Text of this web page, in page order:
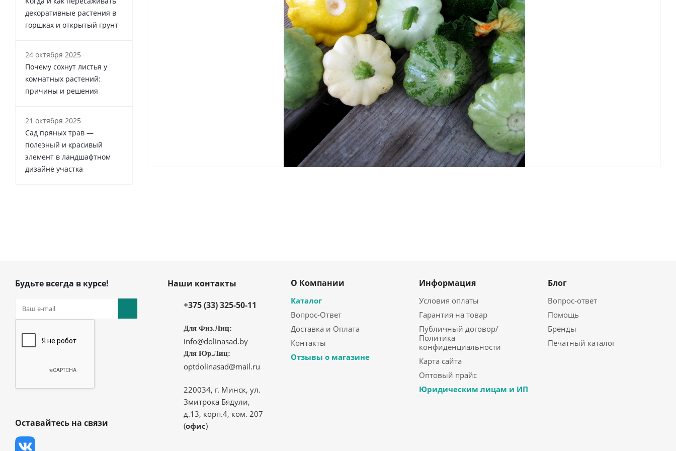
декоративные растения в
горшках и открытый грунт
24 октября 2025
Почему сохнут листья у
комнатных растений:
причины и решения
21 октября 2025
Сад пряных трав —
полезный и красивый
элемент в ландшафтном
дизайне участка
Будьте всегда в курсе!
Оставайтесь на связи
Наши контакты
+375 (33) 325-50-11
Для Физ.Лиц:
info@dolinasad.by
Для Юр.Лиц:
optdolinasad@mail.ru
220034, г. Минск, ул.
Змитрока Бядули,
д.13, корп.4, ком. 207
(офис)
О Компании
Каталог
Вопрос-Ответ
Доставка и Оплата
Контакты
Отзывы о магазине
Информация
Условия оплаты
Гарантия на товар
Публичный договор/
Политика
конфиденциальности
Карта сайта
Оптовый прайс
Юридическим лицам и ИП
Блог
Вопрос-ответ
Помощь
Бренды
Печатный каталог